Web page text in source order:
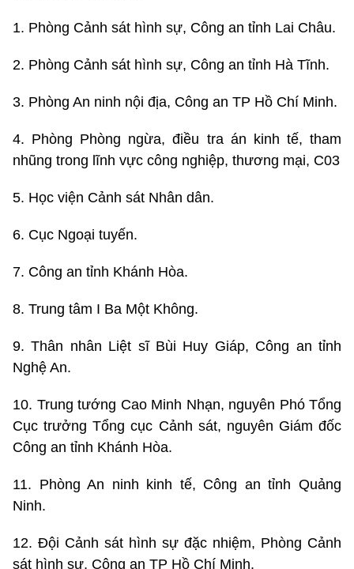
1. Phòng Cảnh sát hình sự, Công an tỉnh Lai Châu.
2. Phòng Cảnh sát hình sự, Công an tỉnh Hà Tĩnh.
3. Phòng An ninh nội địa, Công an TP Hồ Chí Minh.
4. Phòng Phòng ngừa, điều tra án kinh tế, tham
nhũng trong lĩnh vực công nghiệp, thương mại, C03
5. Học viện Cảnh sát Nhân dân.
6. Cục Ngoại tuyến.
7. Công an tỉnh Khánh Hòa.
8. Trung tâm I Ba Một Không.
9. Thân nhân Liệt sĩ Bùi Huy Giáp, Công an tỉnh
Nghệ An.
10. Trung tướng Cao Minh Nhạn, nguyên Phó Tổng
Cục trưởng Tổng cục Cảnh sát, nguyên Giám đốc
Công an tỉnh Khánh Hòa.
11. Phòng An ninh kinh tế, Công an tỉnh Quảng
Ninh.
12. Đội Cảnh sát hình sự đặc nhiệm, Phòng Cảnh
sát hình sự, Công an TP Hồ Chí Minh.